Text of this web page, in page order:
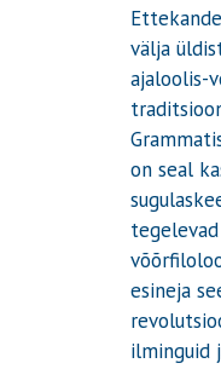
välja
ajaloolis-
on seal
esineja
ilminguid